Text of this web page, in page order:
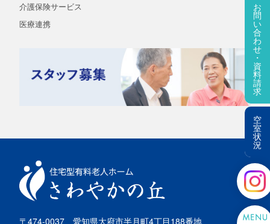
お
問
い
合
わ
せ
・
資
料
請
求
空
室
状
況
介護保険サービス
医療連携
〒474-0037愛知県大府市半月町4丁目188番地